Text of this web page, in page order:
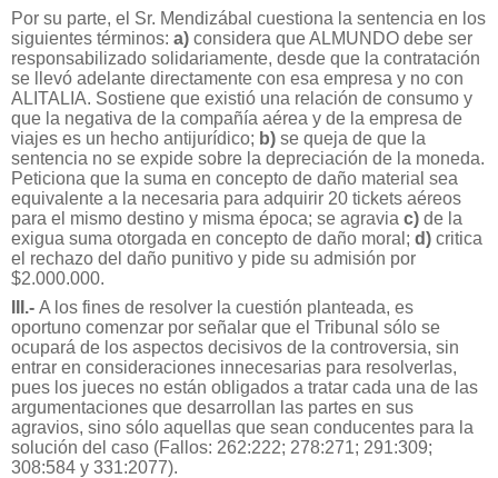
Por su parte, el Sr. Mendizábal cuestiona la sentencia en los
siguientes términos: a) considera que ALMUNDO debe ser
responsabilizado solidariamente, desde que la contratación
se llevó adelante directamente con esa empresa y no con
ALITALIA. Sostiene que existió una relación de consumo y
que la negativa de la compañía aérea y de la empresa de
viajes es un hecho antijurídico; b) se queja de que la
sentencia no se expide sobre la depreciación de la moneda.
Peticiona que la suma en concepto de daño material sea
equivalente a la necesaria para adquirir 20 tickets aéreos
para el mismo destino y misma época; se agravia c) de la
exigua suma otorgada en concepto de daño moral; d) critica
el rechazo del daño punitivo y pide su admisión por
$2.000.000.
III.- A los fines de resolver la cuestión planteada, es
oportuno comenzar por señalar que el Tribunal sólo se
ocupará de los aspectos decisivos de la controversia, sin
entrar en consideraciones innecesarias para resolverlas,
pues los jueces no están obligados a tratar cada una de las
argumentaciones que desarrollan las partes en sus
agravios, sino sólo aquellas que sean conducentes para la
solución del caso (Fallos: 262:222; 278:271; 291:309;
308:584 y 331:2077).